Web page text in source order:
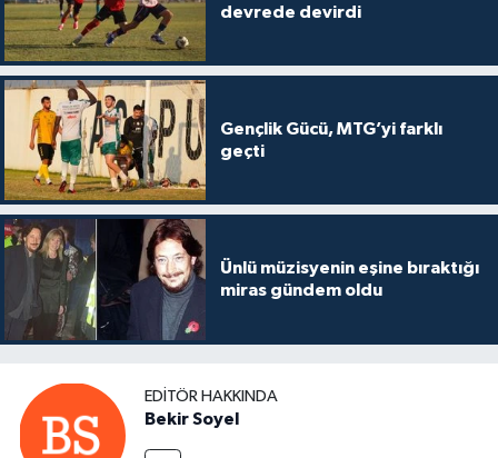
devrede devirdi
Gençlik Gücü, MTG’yi farklı
geçti
Ünlü müzisyenin eşine bıraktığı
miras gündem oldu
EDITÖR HAKKINDA
Bekir Soyel